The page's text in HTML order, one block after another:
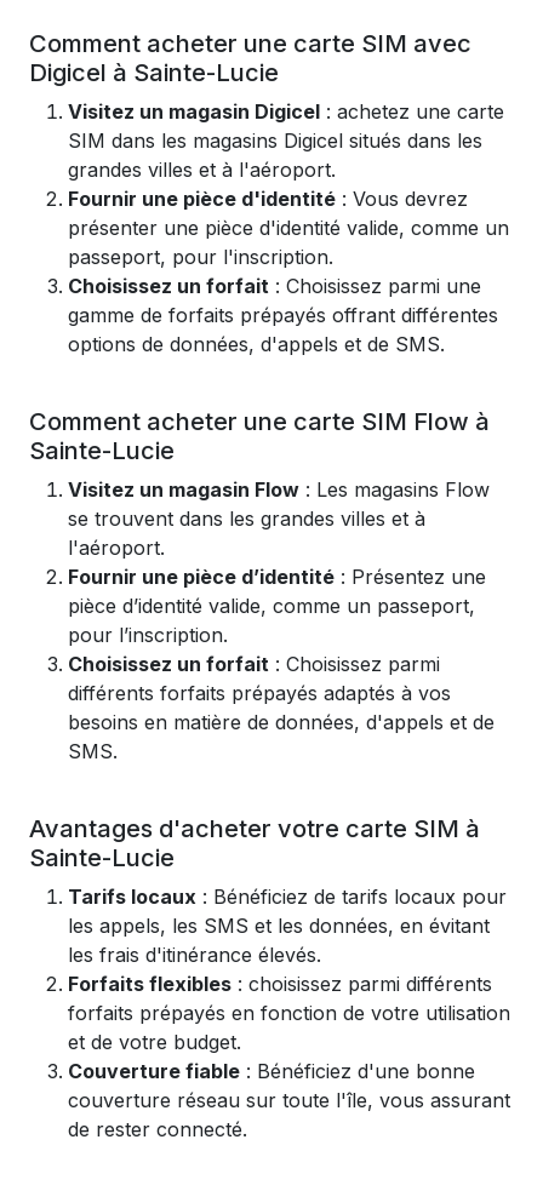
Comment acheter une carte SIM avec
Digicel à Sainte-Lucie
Visitez un magasin Digicel : achetez une carte
SIM dans les magasins Digicel situés dans les
grandes villes et à l'aéroport.
Fournir une pièce d'identité : Vous devrez
présenter une pièce d'identité valide, comme un
passeport, pour l'inscription.
Choisissez un forfait : Choisissez parmi une
gamme de forfaits prépayés offrant différentes
options de données, d'appels et de SMS.
Comment acheter une carte SIM Flow à
Sainte-Lucie
Visitez un magasin Flow : Les magasins Flow
se trouvent dans les grandes villes et à
l'aéroport.
Fournir une pièce d’identité : Présentez une
pièce d’identité valide, comme un passeport,
pour l’inscription.
Choisissez un forfait : Choisissez parmi
différents forfaits prépayés adaptés à vos
besoins en matière de données, d'appels et de
SMS.
Avantages d'acheter votre carte SIM à
Sainte-Lucie
Tarifs locaux : Bénéficiez de tarifs locaux pour
les appels, les SMS et les données, en évitant
les frais d'itinérance élevés.
Forfaits flexibles : choisissez parmi différents
forfaits prépayés en fonction de votre utilisation
et de votre budget.
Couverture fiable : Bénéficiez d'une bonne
couverture réseau sur toute l'île, vous assurant
de rester connecté.